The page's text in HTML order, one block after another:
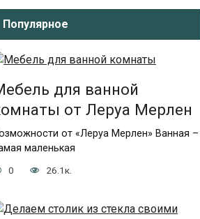
Популярное
для ванной
от Леруа Мерлен
от «Леруа Мерлен» Ванная –
маленькая
0 26.1к.